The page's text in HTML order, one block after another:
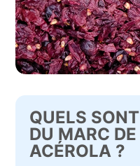
QUELS
DU MARC
ACÉROLA ?